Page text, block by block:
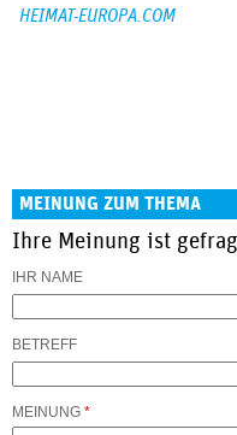
HEIMAT-EUROPA.COM
MEINUNG ZUM THEMA
Ihre Meinung ist
IHR NAME
BETREFF
MEINUNG *